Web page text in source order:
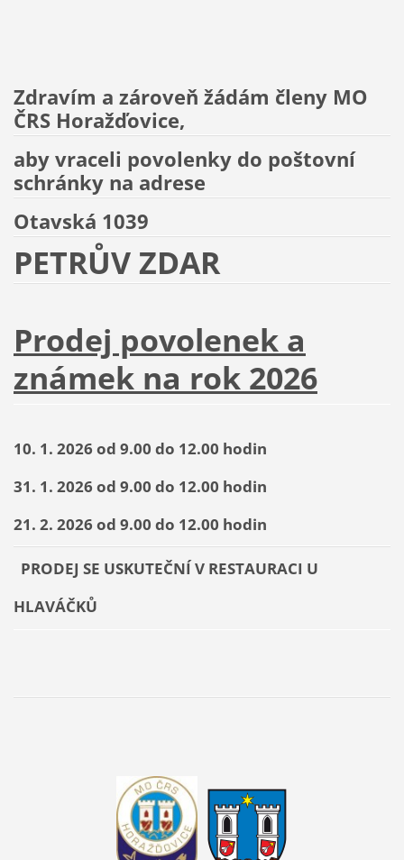
Zdravím a zároveň žádám členy MO
ČRS Horažďovice,
aby vraceli povolenky do poštovní
schránky na adrese
Otavská 1039
PETRŮV ZDAR
Prodej povolenek a
známek na rok 2026
10. 1. 2026 od 9.00 do 12.00 hodin
31. 1. 2026 od 9.00 do 12.00 hodin
21. 2. 2026 od 9.00 do 12.00 hodin
PRODEJ SE USKUTEČNÍ V RESTAURACI U
HLAVÁČKŮ